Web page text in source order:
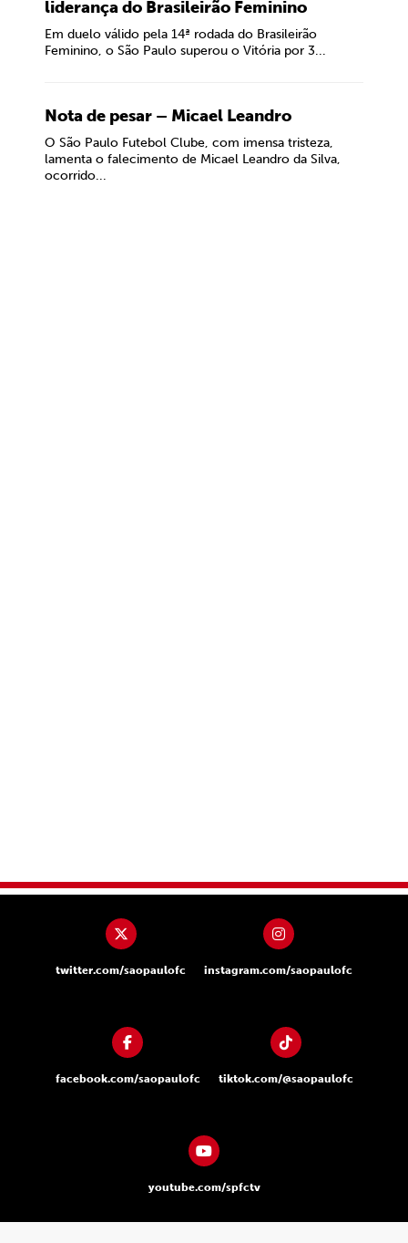
liderança do Brasileirão Feminino
Em duelo válido pela 14ª rodada do Brasileirão
Feminino, o São Paulo superou o Vitória por 3...
Nota de pesar – Micael Leandro
O São Paulo Futebol Clube, com imensa tristeza,
lamenta o falecimento de Micael Leandro da Silva,
ocorrido...
twitter.com/saopaulofc instagram.com/saopaulofc
facebook.com/saopaulofc tiktok.com/@saopaulofc
youtube.com/spfctv